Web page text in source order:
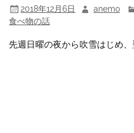
2018年12月6日 anemo
食べ物の話
先週日曜の夜から吹雪はじめ、